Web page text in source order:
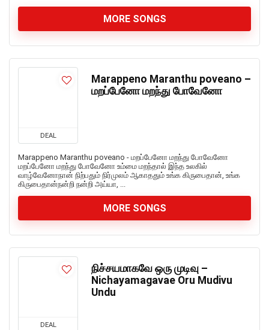
MORE SONGS
DEAL
Marappeno Maranthu poveano –
மறப்பேனோ மறந்து போவேனோ
Marappeno Maranthu poveano - மறப்பேனோ மறந்து போவேனோ
மறப்பேனோ மறந்து போவேனோ உம்மை மறந்தால் இந்த உலகில்
வாழ்வேனோநான் நிற்பதும் நிர்முலம் ஆகாததும் உங்க கிருபைதான், உங்க
கிருபைதான்நன்றி நன்றி அய்யா, ...
MORE SONGS
DEAL
நிச்சயமாகவே ஒரு முடிவு –
Nichayamagavae Oru Mudivu
Undu